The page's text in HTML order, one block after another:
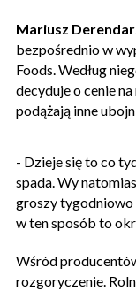
Mariusz
bezpośrednio w
Foods. Według
decyduje o cenie
podążają inne
- Dzieje się to co
spada. Wy
groszy tygodniowo
w ten sposób to
Wśród
rozgoryczenie.